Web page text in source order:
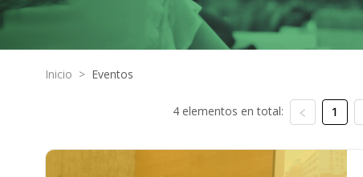
Inicio > Eventos
4 elementos en total: 1